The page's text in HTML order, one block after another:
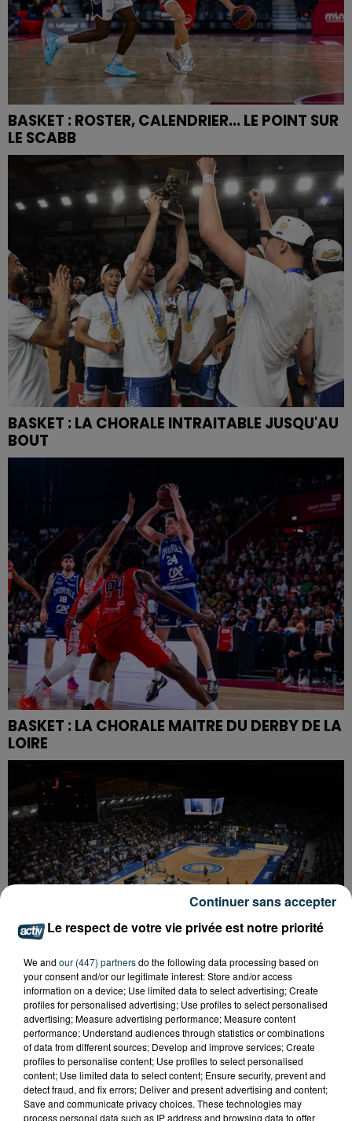
BASKET : ROSTER, CALENDRIER... LE POINT SUR
LE SCABB
BASKET : LA CHORALE INTRAITABLE JUSQU'AU
BOUT
BASKET : LA CHORALE MAITRE DU DERBY DE LA
LOIRE
BASKET : ZORAN CVJETKOVIC REVIENT SUR LA
FOLLE SAISON DE LA CHORALE
Le respect de votre vie privée est notre priorité
We and our (447) partnersdo the following data processing based on
your consent and/or our legitimate interest: Store and/or access
information on a device; Use limited data to select advertising; Create
profiles for personalised advertising; Use profiles to select personalised
advertising; Measure advertising performance; Measure content
performance; Understand audiences through statistics or combinations
of data from different sources; Develop and improve services; Create
profiles to personalise content; Use profiles to select personalised
content; Use limited data to select content; Ensure security, prevent and
detect fraud, and fix errors; Deliver and present advertising and content;
Save and communicate privacy choices. These technologies may
process personal data such as IP address and browsing data to offer
Continuer sans accepter